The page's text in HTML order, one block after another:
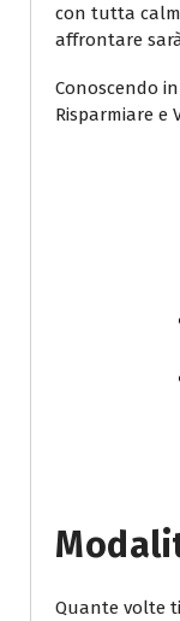
con tutta
affrontare
Conoscendo
Risparmiare e
Quante volte